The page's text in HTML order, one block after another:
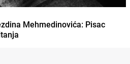
Mehmedinovića: Pisac